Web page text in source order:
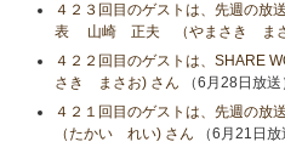
４２３回目のゲストは、先週の放
表 山崎 正夫 （やまさき まさ
４２２回目のゲストは、
さき まさお) さん （6月28日放送
４２１回目のゲストは、先週の
（たかい れい) さん （6月21日放